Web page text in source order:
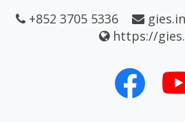
+852 3705 5336
https://